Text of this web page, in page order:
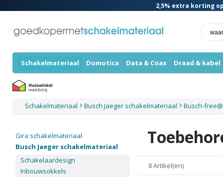
2,5% extra korting
Schakelmateriaal Domotica Data & Coax Draad & kabel
Schakelmateriaal Busch Jaeger schakelmateriaal Busch-
8 Artikel(en)
Gira schakelmateriaal
Busch Jaeger schakelmateriaal
Schakelaardesign
Inbouwsokkels